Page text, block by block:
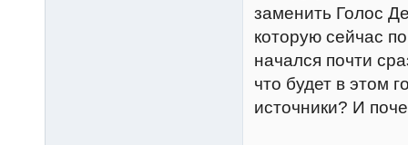
заменить Голос
которую сейчас
начался почти
что будет в этом
источники? И